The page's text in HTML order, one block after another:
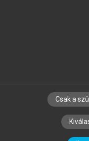
SZERZŐKNEK
Csak a